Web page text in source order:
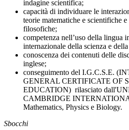
indagine scientifica;
capacità di individuare le
teorie matemati­che e scientifiche
filosofiche;
competenza nell’uso della lingua
internazionale della scienza e
conoscenza dei contenuti delle
inglese;
conseguimento del I.G.C.S.E.
GENERAL CERTIFICATE OF
EDUCATION) rilasciato
CAMBRIDGE
Mathematics, Physics e Biology.
Sbocchi